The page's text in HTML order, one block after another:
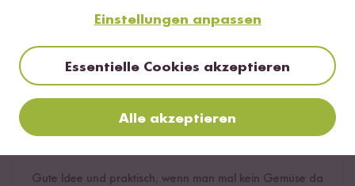
Gute Idee und praktisch, wenn man mal kein Gemüse da
Einstellungen anpassen
Essentielle Cookies akzeptieren
Alle akzeptieren